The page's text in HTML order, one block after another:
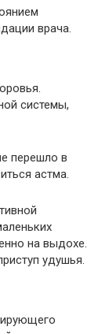
врача.
системы,
перешло в
астма.
на выдохе.
удушья.